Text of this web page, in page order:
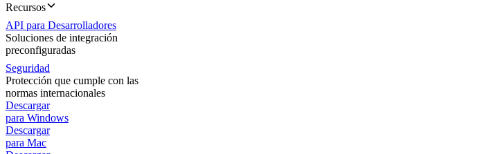
Recursos
API para Desarrolladores
Soluciones de integración
preconfiguradas
Seguridad
Protección que cumple con las
normas internacionales
Descargar
para Windows
Descargar
para Mac